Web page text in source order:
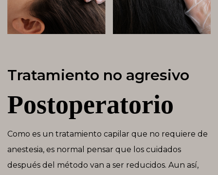
Tratamiento no agresivo
Postoperatorio
Como es un tratamiento capilar que no requiere de
anestesia, es normal pensar que los cuidados
después del método van a ser reducidos. Aun así,